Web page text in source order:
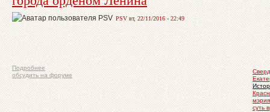
PSV вт, 22/11/2016 - 22:49
мэрия
суть
Подробнее
обсудить на форуме